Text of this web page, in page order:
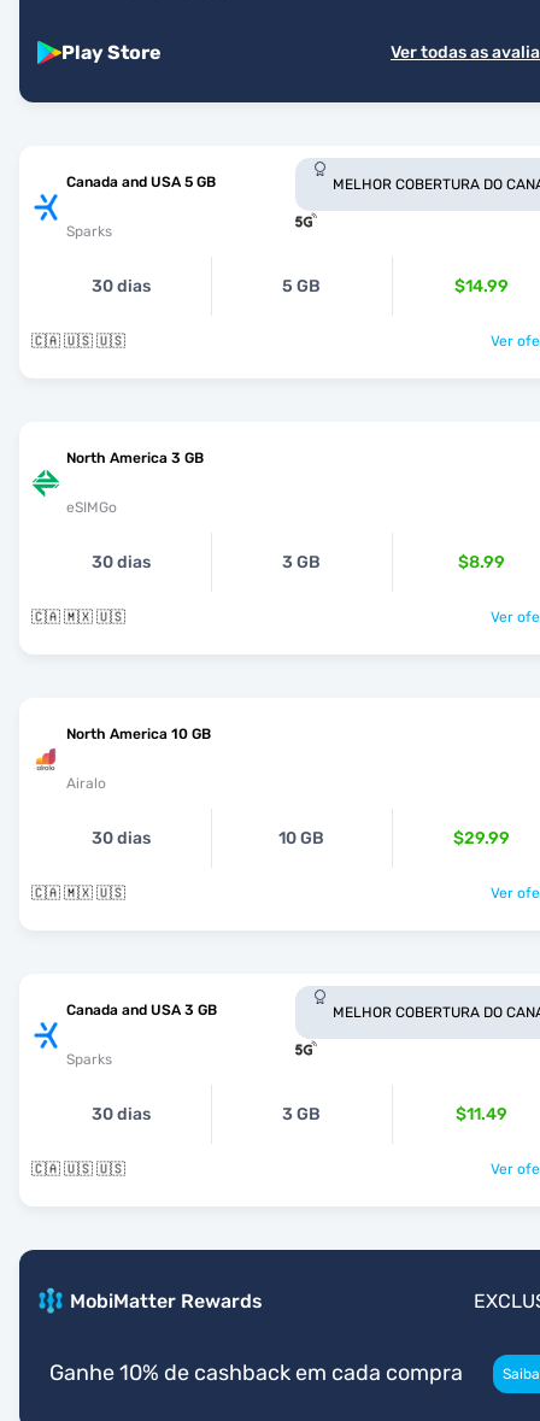
Play Store Ver todas as
Canada and USA 5 GB
Sparks
MELHOR COBERTURA DO
30 dias 5 GB $14.99
🇨🇦 🇺🇸 🇺🇸 Ver
North America 3 GB
eSIMGo
30 dias 3 GB $8.99
🇨🇦 🇲🇽 🇺🇸 Ver
North America 10 GB
Airalo
30 dias 10 GB $29.99
🇨🇦 🇲🇽 🇺🇸 Ver
Canada and USA 3 GB
Sparks
MELHOR COBERTURA DO
30 dias 3 GB $11.49
🇨🇦 🇺🇸 🇺🇸 Ver
MobiMatter Rewards
Ganhe 10% de cashback em cada compra